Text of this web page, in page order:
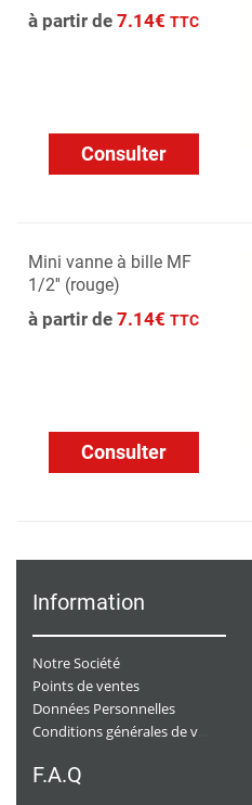
à partir de 7.14€ TTC
Consulter
Mini vanne à bille MF
1/2'' (rouge)
à partir de 7.14€ TTC
Consulter
Information
Notre Société
Points de ventes
Données Personnelles
F.A.Q